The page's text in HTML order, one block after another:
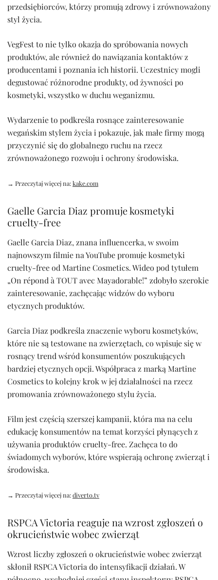
przedsiębiorców, którzy promują zdrowy i zrównoważony
styl życia.
VegFest to nie tylko okazja do spróbowania nowych
produktów, ale również do nawiązania kontaktów z
producentami i poznania ich historii. Uczestnicy mogli
degustować różnorodne produkty, od żywności po
kosmetyki, wszystko w duchu weganizmu.
Wydarzenie to podkreśla rosnące zainteresowanie
wegańskim stylem życia i pokazuje, jak małe firmy mogą
przyczynić się do globalnego ruchu na rzecz
zrównoważonego rozwoju i ochrony środowiska.
→ Przeczytaj więcej na:kake.com
Gaelle Garcia Diaz promuje kosmetyki
cruelty-free
Gaelle Garcia Diaz, znana influencerka, w swoim
najnowszym filmie na YouTube promuje kosmetyki
cruelty-free od Martine Cosmetics. Wideo pod tytułem
„On répond à TOUT avec Mayadorable!” zdobyło szerokie
zainteresowanie, zachęcając widzów do wyboru
etycznych produktów.
Garcia Diaz podkreśla znaczenie wyboru kosmetyków,
które nie są testowane na zwierzętach, co wpisuje się w
rosnący trend wśród konsumentów poszukujących
bardziej etycznych opcji. Współpraca z marką Martine
Cosmetics to kolejny krok w jej działalności na rzecz
promowania zrównoważonego stylu życia.
Film jest częścią szerszej kampanii, która ma na celu
edukację konsumentów na temat korzyści płynących z
używania produktów cruelty-free. Zachęca to do
świadomych wyborów, które wspierają ochronę zwierząt i
środowiska.
→ Przeczytaj więcej na:diverto.tv
RSPCA Victoria reaguje na wzrost zgłoszeń o
okrucieństwie wobec zwierząt
Wzrost liczby zgłoszeń o okrucieństwie wobec zwierząt
skłonił RSPCA Victoria do intensyfikacji działań. W